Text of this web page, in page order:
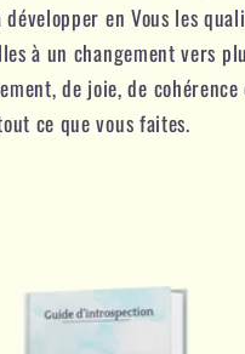
en Vous les
à un changement vers
de joie, de cohérence
ce que vous faites.